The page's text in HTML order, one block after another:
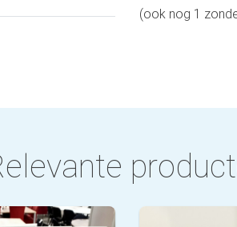
(ook nog 1